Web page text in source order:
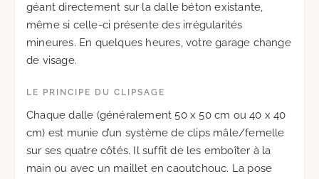
géant directement sur la dalle béton existante,
même si celle-ci présente des irrégularités
mineures. En quelques heures, votre garage change
de visage.
LE PRINCIPE DU CLIPSAGE
Chaque dalle (généralement 50 x 50 cm ou 40 x 40
cm) est munie d’un système de clips mâle/femelle
sur ses quatre côtés. Il suffit de les emboîter à la
main ou avec un maillet en caoutchouc. La pose